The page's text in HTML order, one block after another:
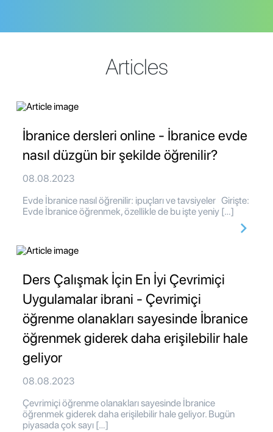
Articles
İbranice dersleri online - İbranice evde
nasıl düzgün bir şekilde öğrenilir?
08.08.2023
Evde İbranice nasıl öğrenilir: ipuçları ve tavsiyeler Girişte:
Evde İbranice öğrenmek, özellikle de bu işte yeniy […]
Ders Çalışmak İçin En İyi Çevrimiçi
Uygulamalar ibrani - Çevrimiçi
öğrenme olanakları sayesinde İbranice
öğrenmek giderek daha erişilebilir hale
geliyor
08.08.2023
Çevrimiçi öğrenme olanakları sayesinde İbranice
öğrenmek giderek daha erişilebilir hale geliyor. Bugün
piyasada çok sayı […]